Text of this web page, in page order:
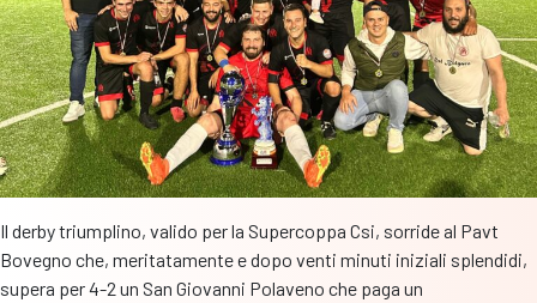
Il derby triumplino, valido per la Supercoppa Csi, sorride al Pavt
Bovegno che, meritatamente e dopo venti minuti iniziali splendidi,
supera per 4-2 un San Giovanni Polaveno che paga un